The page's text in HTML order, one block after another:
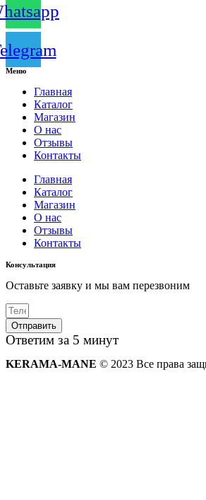
Меню
Главная
Каталог
Магазин
О нас
Отзывы
Контакты
Главная
Каталог
Магазин
О нас
Отзывы
Контакты
Консультация
Оставьте заявку и мы вам перезвоним
Отправить
Ответим за 5 минут
KERAMA-MANE © 2023 Все права